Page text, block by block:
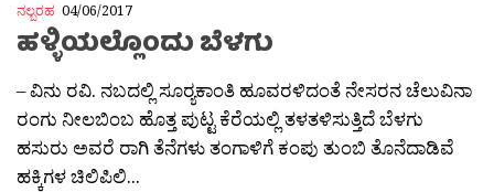
ನಲ್ಬರಹ 04/06/2017
ಹಳ್ಳಿಯಲ್ಲೊಂದು ಬೆಳಗು
– ವಿನು ರವಿ. ನಬದಲ್ಲಿ ಸೂರ‍್ಯಕಾಂತಿ ಹೂವರಳಿದಂತೆ ನೇಸರನ ಚೆಲುವಿನಾ
ರಂಗು ನೀಲಬಿಂಬ ಹೊತ್ತ ಪುಟ್ಟ ಕೆರೆಯಲ್ಲಿ ತಳತಳಿಸುತ್ತಿದೆ ಬೆಳಗು
ಹಸುರು ಅವರೆ ರಾಗಿ ತೆನೆಗಳು ತಂಗಾಳಿಗೆ ಕಂಪು ತುಂಬಿ ತೊನೆದಾಡಿವೆ
ಹಕ್ಕಿಗಳ ಚಿಲಿಪಿಲಿ...